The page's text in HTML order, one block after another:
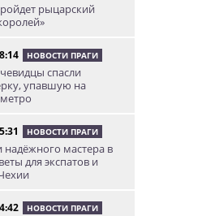
рыцарский
НОВОСТИ ПРАГИ
спасли
упавшую на
НОВОСТИ ПРАГИ
надёжного мастера в
для экспатов и
НОВОСТИ ПРАГИ